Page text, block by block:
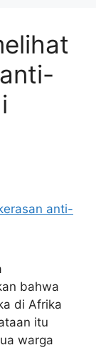
bahwa
di Afrika
itu
warga